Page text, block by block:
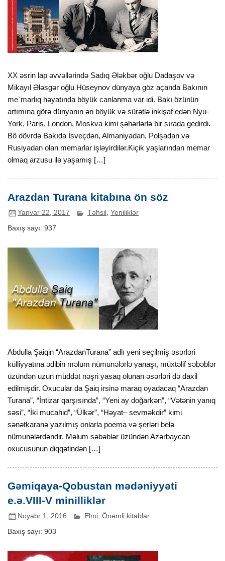
XX əsrin lap əvvəllərində Sadıq Ələkbər oğlu Dadaşov və
Mikayıl Ələsgər oğlu Hüseynov dünyaya göz açanda Bakının
me`marlıq həyatında böyük canlanma var idi. Bakı özünün
artımına görə dünyanın ən böyük və sürətlə inkişaf edən Nyu-
York, Paris, London, Moskva kimi şəhərlərlə bir sırada gedirdi.
Bö dövrdə Bakıda İsveçdən, Almaniyadan, Polşadan və
Rusiyadan olan memarlar işləyirdilər.Kiçik yaşlarından memar
olmaq arzusu ilə yaşamış […]
Arazdan Turana kitabına ön söz
Yanvar 22, 2017 Təhsil ,Yeniliklər
Baxış sayı: 937
Abdulla Şaiqin “ArazdanTurana” adlı yeni seçilmiş əsər­ləri
külliyyatına ədibin məlum nümunələrlə yanaşı, müxtəlif səbəblər
üzündən uzun müddət nəşri yasaq olunan əsərləri də daxil
edilmişdir. Oxucular da Şaiq irsinə maraq oyadacaq “Araz­dan
Turana”, “İntizar qarşısında”, “Yeni ay doğarkən”, “Vətənin yanıq
səsi”, “İki muca­hid”, “Ülkər”, “Həyat– sev­məkdir” kimi
sənətkaranə ya­zıl­mış onlarla poema və şerləri belə
nümunələrdəndir. Mə­lum səbəblər üzündən Azərbaycan
oxucusunun diqqə­tin­dən […]
Gəmiqaya-Qobustan mədəniyyəti
e.ə.VIII-V minilliklər
Noyabr 1, 2016 Elmi,Önəmli kitablar
Baxış sayı: 903